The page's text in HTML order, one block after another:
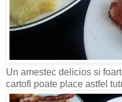
Un amestec delicios si
cartofi poate place astfel